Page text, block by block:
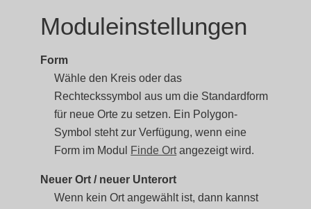
Moduleinstellungen
Form
Wähle den Kreis oder das
Rechteckssymbol aus um die Standardform
für neue Orte zu setzen. Ein Polygon-
Symbol steht zur Verfügung, wenn eine
Form im Modul
Finde Ortangezeigt wird.
Neuer Ort / neuer Unterort
Wenn kein Ort angewählt ist, dann kannst